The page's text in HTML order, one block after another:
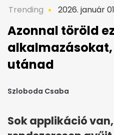
Trending 2026. január
Azonnal töröld
utánad
Szloboda Csaba
Sok applikáció